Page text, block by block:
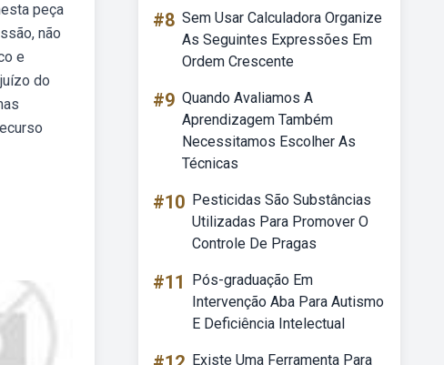
peça
não
e
do
#8 Sem Usar Calculadora Organize
As Seguintes Expressões Em
Ordem Crescente
#9 Quando Avaliamos A
Aprendizagem Também
Necessitamos Escolher As
Técnicas
#10 Pesticidas São Substâncias
Utilizadas Para Promover O
Controle De Pragas
#11
Pós-graduação Em
Intervenção Aba Para Autismo
E Deficiência Intelectual
Existe Uma Ferramenta Para